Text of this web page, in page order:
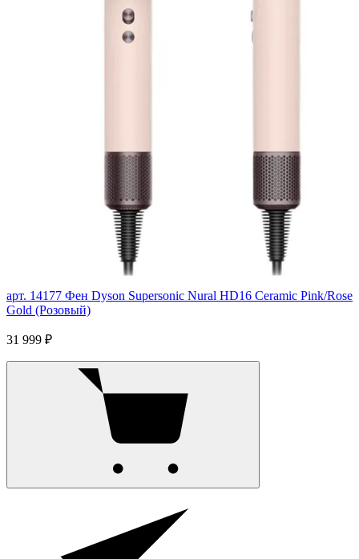
арт. 14177 Фен Dyson Supersonic Nural HD16 Ceramic Pink/Rose
Gold (Розовый)
31 999 ₽